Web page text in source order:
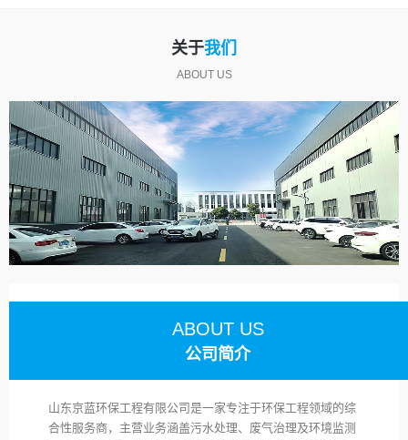
关于我们
ABOUT US
ABOUT US
公司简介
山东京蓝环保工程有限公司是一家专注于环保工程领域的综
合性服务商，主营业务涵盖污水处理、废气治理及环境监测